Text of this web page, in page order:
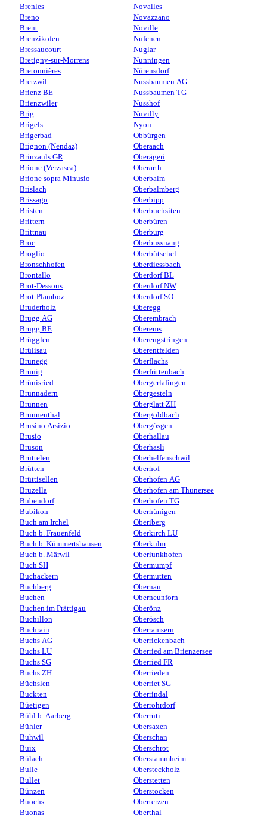
Brenles
Breno
Brent
Brenzikofen
Bressaucourt
Bretigny-sur-Morrens
Bretonnières
Bretzwil
Brienz BE
Brienzwiler
Brig
Brigels
Brigerbad
Brignon (Nendaz)
Brinzauls GR
Brione (Verzasca)
Brione sopra Minusio
Brislach
Brissago
Bristen
Brittern
Brittnau
Broc
Broglio
Bronschhofen
Brontallo
Brot-Dessous
Brot-Plamboz
Bruderholz
Brugg AG
Brügg BE
Brügglen
Brülisau
Brunegg
Brünig
Brünisried
Brunnadern
Brunnen
Brunnenthal
Brusino Arsizio
Brusio
Bruson
Brüttelen
Brütten
Brüttisellen
Bruzella
Bubendorf
Bubikon
Buch am Irchel
Buch b. Frauenfeld
Buch b. Kümmertshausen
Buch b. Märwil
Buch SH
Buchackern
Buchberg
Buchen
Buchen im Prättigau
Buchillon
Buchrain
Buchs AG
Buchs LU
Buchs SG
Buchs ZH
Büchslen
Buckten
Büetigen
Bühl b. Aarberg
Bühler
Buhwil
Buix
Bülach
Bulle
Bullet
Bünzen
Buochs
Buonas
Novalles
Novazzano
Noville
Nufenen
Nuglar
Nunningen
Nürensdorf
Nussbaumen AG
Nussbaumen TG
Nusshof
Nuvilly
Nyon
Obbürgen
Oberaach
Oberägeri
Oberarth
Oberbalm
Oberbalmberg
Oberbipp
Oberbuchsiten
Oberbüren
Oberburg
Oberbussnang
Oberbütschel
Oberdiessbach
Oberdorf BL
Oberdorf NW
Oberdorf SO
Oberegg
Oberembrach
Oberems
Oberengstringen
Oberentfelden
Oberflachs
Oberfrittenbach
Obergerlafingen
Obergesteln
Oberglatt ZH
Obergoldbach
Obergösgen
Oberhallau
Oberhasli
Oberhelfenschwil
Oberhof
Oberhofen AG
Oberhofen am Thunersee
Oberhofen TG
Oberhünigen
Oberiberg
Oberkirch LU
Oberkulm
Oberlunkhofen
Obermumpf
Obermutten
Obernau
Oberneunforn
Oberönz
Oberösch
Oberramsern
Oberrickenbach
Oberried am Brienzersee
Oberried FR
Oberrieden
Oberriet SG
Oberrindal
Oberrohrdorf
Oberrüti
Obersaxen
Oberschan
Oberschrot
Oberstammheim
Obersteckholz
Oberstetten
Oberstocken
Oberterzen
Oberthal